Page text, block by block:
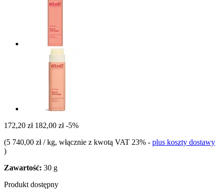
172,20 zł 182,00 zł -5%
(5 740,00 zł / kg, włącznie z kwotą VAT 23% - plus koszty dostawy
)
Zawartość: 30 g
Produkt dostępny